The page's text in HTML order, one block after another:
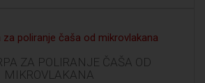
ZA POLIRANJE ČAŠA OD
MIKROVLAKANA